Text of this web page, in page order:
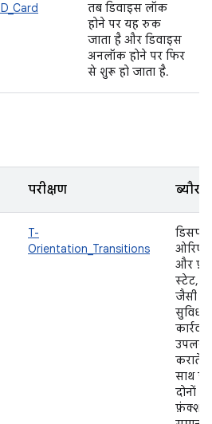
तब डिवाइस लॉक
होने पर यह रुक
जाता है और डिवाइस
अनलॉक होने पर फिर
से शुरू हो जाता है.
परीक्षण ब्यौरा
T-
Orientation_Transitions
डिसप्ले
और
स्टेट,
जैसी
उपलब्ध
कराते
साथ ही,
दोनों में